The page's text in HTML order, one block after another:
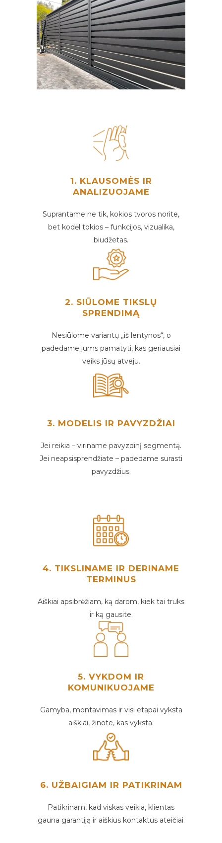
1. KLAUSOMĖS IR
ANALIZUOJAME
Suprantame ne tik, kokios tvoros norite,
bet kodėl tokios – funkcijos, vizualika,
biudžetas.
2. SIŪLOME TIKSLŲ
SPRENDIMĄ
Nesiūlome variantų „iš lentynos“, o
padedame jums pamatyti, kas geriausiai
veiks jūsų atveju.
3. MODELIS IR PAVYZDŽIAI
Jei reikia – viriname pavyzdinį segmentą.
Jei neapsisprendžiate – padedame surasti
pavyzdžius.
4. TIKSLINAME IR DERINAME
TERMINUS
Aiškiai apsibrėžiam, ką darom, kiek tai truks
ir ką gausite.
5. VYKDOM IR
KOMUNIKUOJAME
Gamyba, montavimas ir visi etapai vyksta
aiškiai, žinote, kas vyksta.
6. UŽBAIGIAM IR PATIKRINAM
Patikrinam, kad viskas veikia, klientas
gauna garantiją ir aiškius kontaktus ateičiai.